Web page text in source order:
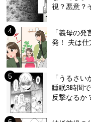
視？悪意？
「義母の
発！ 夫は仕
「うるさ
睡眠3時間
反撃なるか